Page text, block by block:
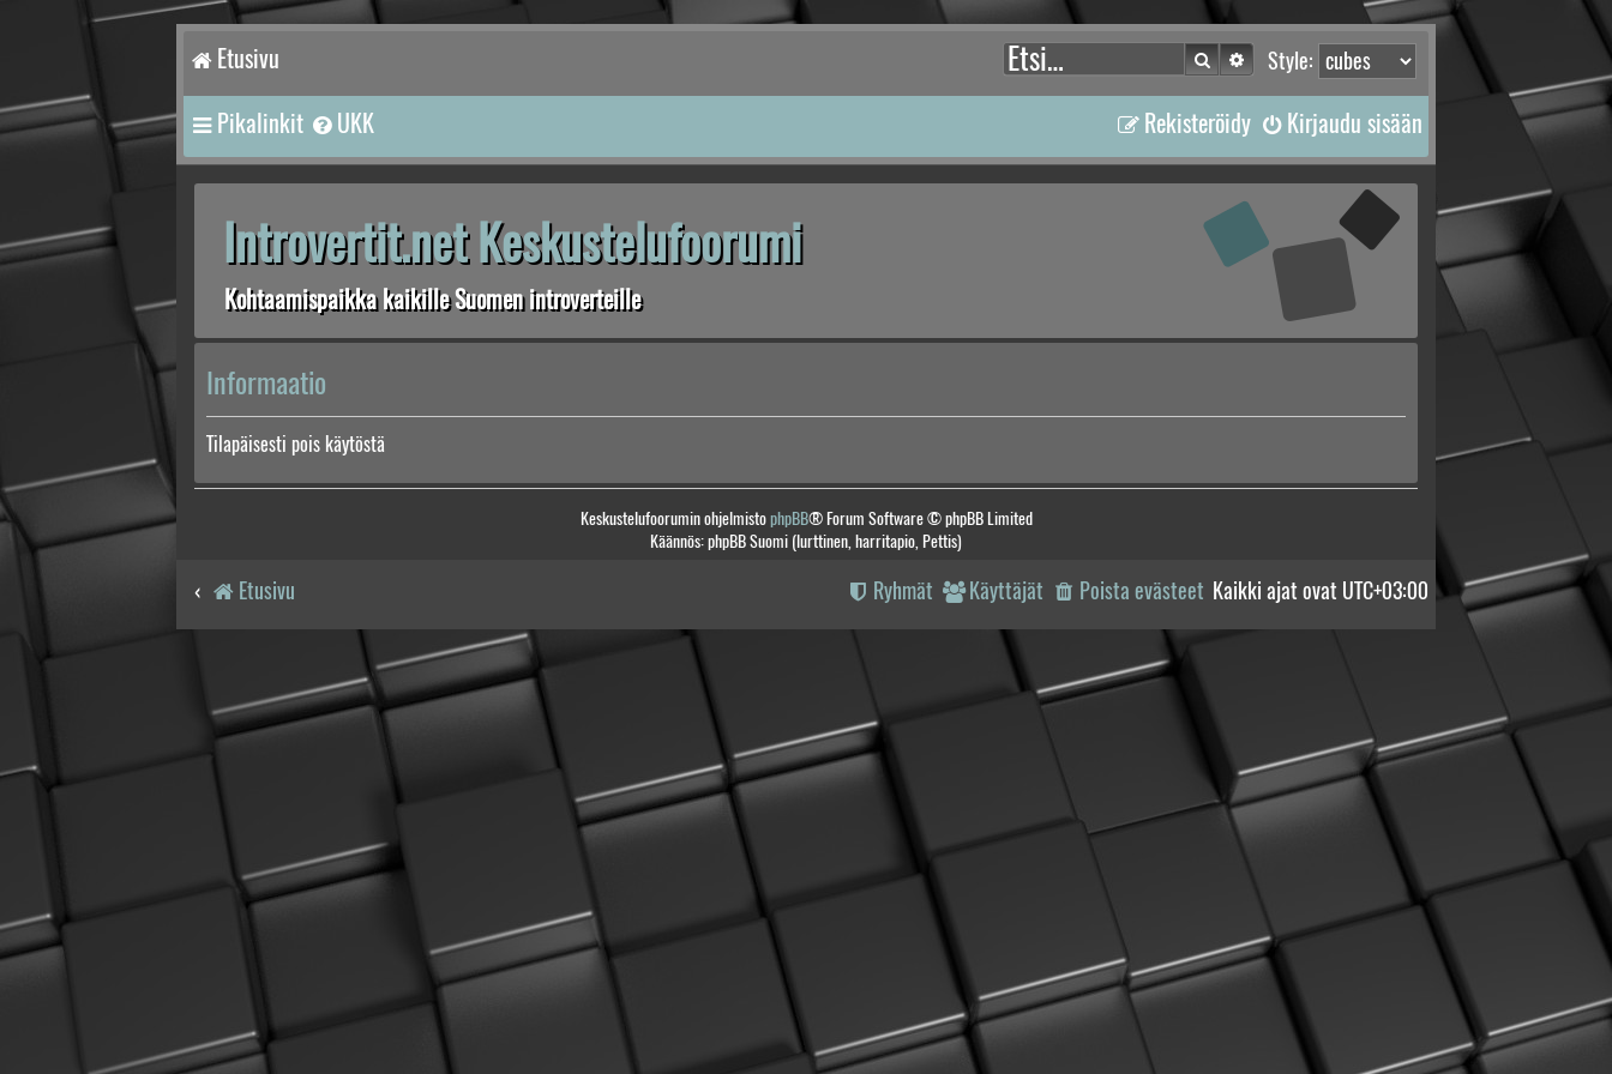
Etusivu Style:
Etsi Tarkennettu haku
Pikalinkit UKK Kirjaudu sisään
Rekisteröidy
Introvertit.net Keskustelufoorumi
Kohtaamispaikka kaikille Suomen introverteille
Informaatio
Tilapäisesti pois käytöstä
Keskustelufoorumin ohjelmistophpBB® Forum Software © phpBB Limited
Käännös: phpBB Suomi (lurttinen, harritapio, Pettis)
Etusivu Kaikki ajat ovat UTC+03:00
Poista evästeet
Käyttäjät
Ryhmät